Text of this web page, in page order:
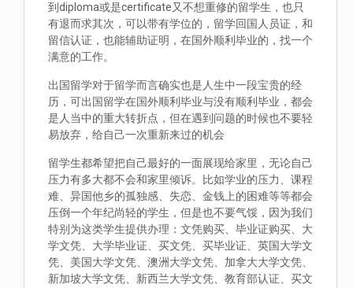
到diploma或是certificate又不想重修的留学生，也只
有退而求其次，可以带有学位的，留学回国人员证，和
留信认证，也能辅助证明，在国外顺利毕业的，找一个
满意的工作。
出国留学对于留学而言确实也是人生中一段宝贵的经
历，可出国留学在国外顺利毕业与没有顺利毕业，都会
是人当中的重大转折点，但在遇到问题的时候也不要轻
易放弃，给自己一次重新来过的机会
留学生都希望把自己最好的一面展现给家里，无论自己
压力有多大都不会和家里倾诉。比如学业的压力、课程
难、异国他乡的孤独感、失恋、金钱上的困难等等都会
压倒一个年纪尚轻的学生，但是也不要气馁，因为我们
特别为这类学生提供办理：文凭购买、毕业证购买、大
学文凭、大学毕业证、买文凭、买毕业证、英国大学文
凭、美国大学文凭、澳洲大学文凭、加拿大大学文凭、
新加坡大学文凭、新西兰大学文凭、教育部认证、买文